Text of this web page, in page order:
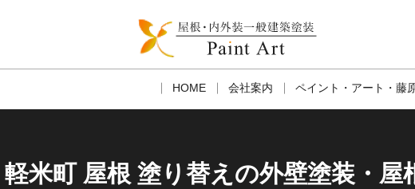
HOME 会社案内 ペイント・アート・藤
軽米町 屋根 塗り替えの外壁塗装・